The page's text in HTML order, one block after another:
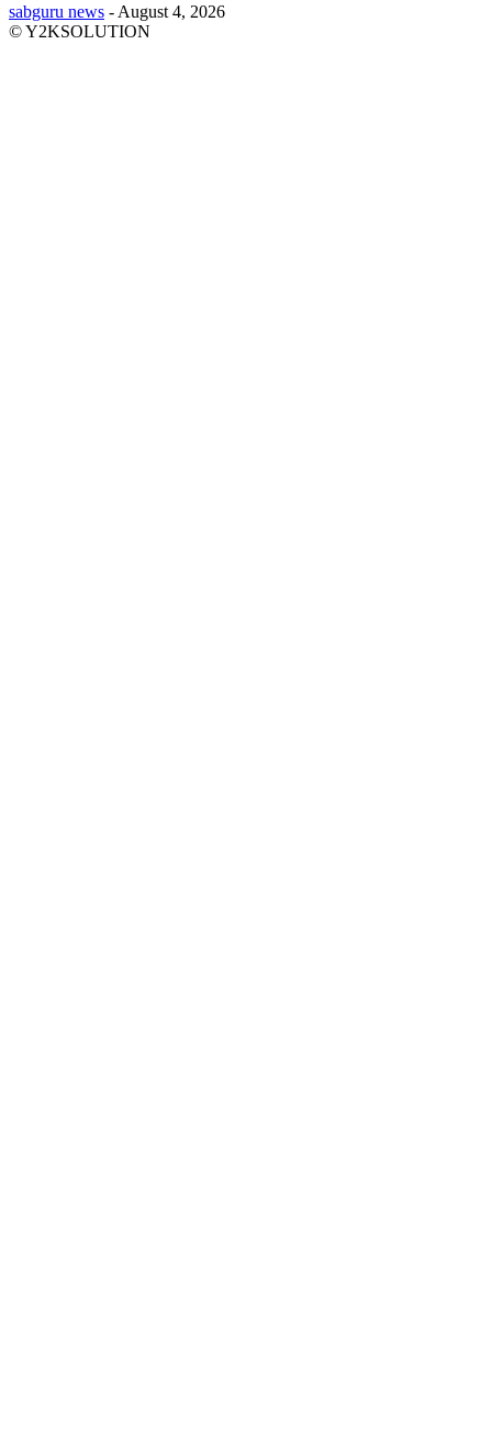
sabguru news - August 4, 2026
© Y2KSOLUTION